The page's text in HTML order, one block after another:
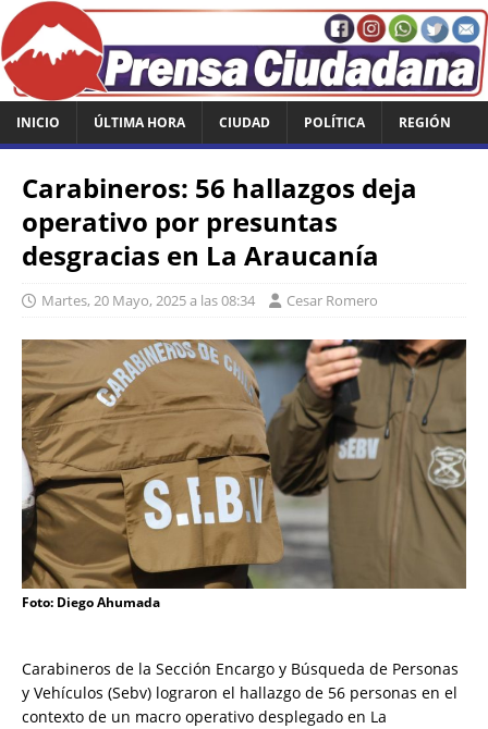
INICIO ÚLTIMA HORA CIUDAD POLÍTICA REGIÓN
Carabineros: 56 hallazgos deja
operativo por presuntas
desgracias en La Araucanía
Martes, 20 Mayo, 2025 a las 08:34 Cesar Romero
Foto: Diego Ahumada
Carabineros de la Sección Encargo y Búsqueda de Personas
y Vehículos (Sebv) lograron el hallazgo de 56 personas en el
contexto de un macro operativo desplegado en La